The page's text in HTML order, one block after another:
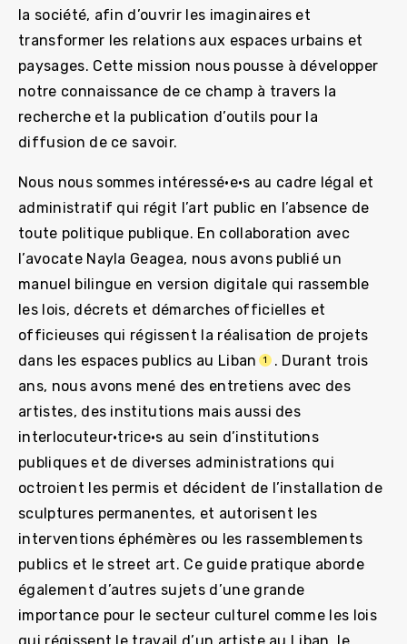
la société, afin d’ouvrir les imaginaires et
transformer les relations aux espaces urbains et
paysages. Cette mission nous pousse à développer
notre connaissance de ce champ à travers la
recherche et la publication d’outils pour la
diffusion de ce savoir.
Nous nous sommes intéressé·e·s au cadre légal et
administratif qui régit l’art public en l’absence de
toute politique publique. En collaboration avec
l’avocate Nayla Geagea, nous avons publié un
manuel bilingue en version digitale qui rassemble
les lois, décrets et démarches officielles et
officieuses qui régissent la réalisation de projets
dans les espaces publics au Liban
1
. Durant trois
ans, nous avons mené des entretiens avec des
artistes, des institutions mais aussi des
interlocuteur·trice·s au sein d’institutions
publiques et de diverses administrations qui
octroient les permis et décident de l’installation de
sculptures permanentes, et autorisent les
interventions éphémères ou les rassemblements
publics et le street art. Ce guide pratique aborde
également d’autres sujets d’une grande
importance pour le secteur culturel comme les lois